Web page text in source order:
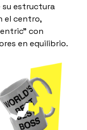
su estructura
el centro,
con
en equilibrio.